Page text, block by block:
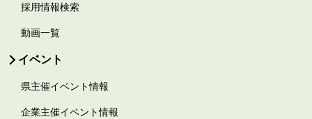
採用情報検索
動画一覧
イベント
県主催イベント情報
企業主催イベント情報